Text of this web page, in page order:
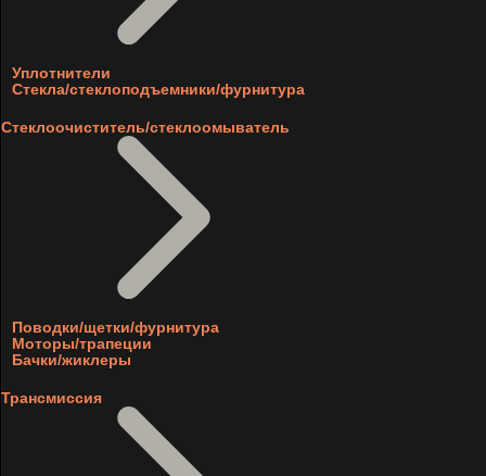
Уплотнители
Стекла/стеклоподъемники/фурнитура
Стеклоочиститель/стеклоомыватель
Поводки/щетки/фурнитура
Моторы/трапеции
Бачки/жиклеры
Трансмиссия